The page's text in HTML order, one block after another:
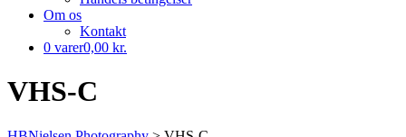
Om os
Kontakt
0 varer0,00 kr.
VHS-C